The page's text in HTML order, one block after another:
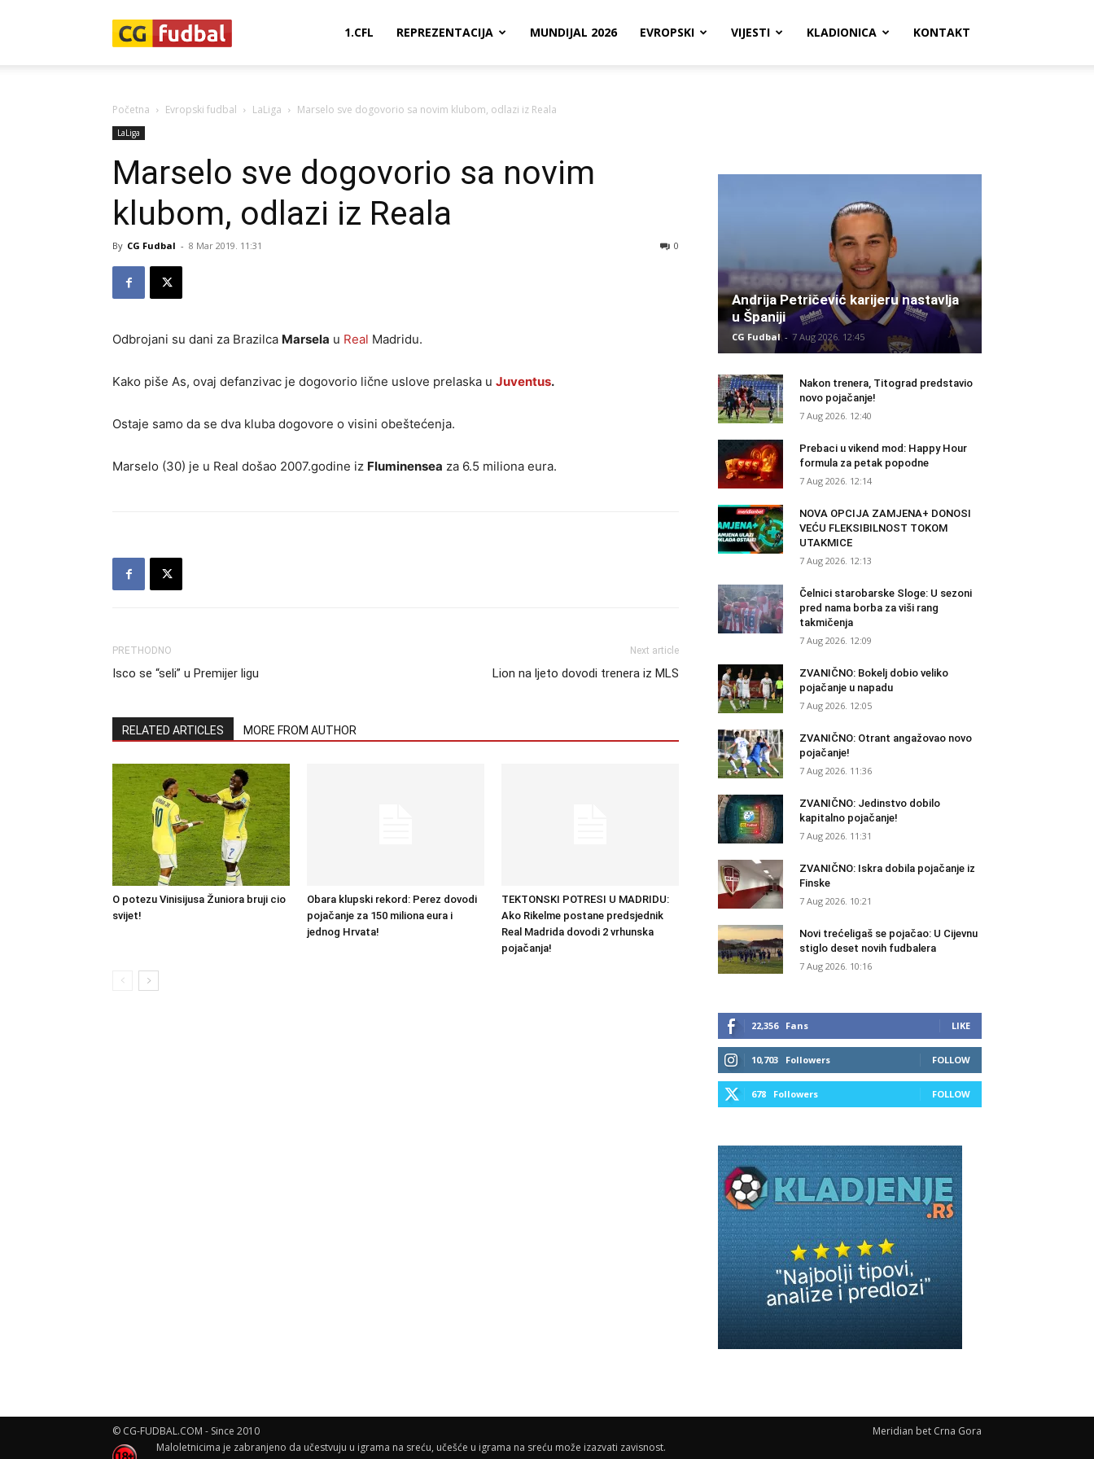
1.CFL REPREZENTACIJA MUNDIJAL 2026 EVROPSKI VIJESTI KLADIONICA KONTAKT
Početna Evropski fudbal LaLiga Marselo sve dogovorio sa novim klubom, odlazi iz Reala
LaLiga
Marselo sve dogovorio sa novim
klubom, odlazi iz Reala
By CG Fudbal - 8 Mar 2019. 11:31 0
Odbrojani su dani za Brazilca Marsela u Real Madridu.
Kako piše As, ovaj defanzivac je dogovorio lične uslove prelaska u Juventus.
Ostaje samo da se dva kluba dogovore o visini obeštećenja.
Marselo (30) je u Real došao 2007.godine iz Fluminensea za 6.5 miliona eura.
PRETHODNO
Isco se “seli” u Premijer ligu
Next article
Lion na ljeto dovodi trenera iz MLS
RELATED ARTICLES MORE FROM AUTHOR
O potezu Vinisijusa Žuniora bruji cio
svijet!
Obara klupski rekord: Perez dovodi
pojačanje za 150 miliona eura i
jednog Hrvata!
TEKTONSKI POTRESI U MADRIDU:
Ako Rikelme postane predsjednik
Real Madrida dovodi 2 vrhunska
pojačanja!
Andrija Petričević karijeru nastavlja
u Španiji
CG Fudbal - 7 Aug 2026. 12:45
Nakon trenera, Titograd predstavio
novo pojačanje!
7 Aug 2026. 12:40
Prebaci u vikend mod: Happy Hour
formula za petak popodne
7 Aug 2026. 12:14
NOVA OPCIJA ZAMJENA+ DONOSI
VEĆU FLEKSIBILNOST TOKOM
UTAKMICE
7 Aug 2026. 12:13
Čelnici starobarske Sloge: U sezoni
pred nama borba za viši rang
takmičenja
7 Aug 2026. 12:09
ZVANIČNO: Bokelj dobio veliko
pojačanje u napadu
7 Aug 2026. 12:05
ZVANIČNO: Otrant angažovao novo
pojačanje!
7 Aug 2026. 11:36
ZVANIČNO: Jedinstvo dobilo
kapitalno pojačanje!
7 Aug 2026. 11:31
ZVANIČNO: Iskra dobila pojačanje iz
Finske
7 Aug 2026. 10:21
Novi trećeligaš se pojačao: U Cijevnu
stiglo deset novih fudbalera
7 Aug 2026. 10:16
22,356 Fans LIKE
10,703 Followers FOLLOW
678 Followers FOLLOW
Meridian bet Crna Gora
© CG-FUDBAL.COM - Since 2010
Maloletnicima je zabranjeno da učestvuju u igrama na sreću, učešće u igrama na sreću može izazvati zavisnost.